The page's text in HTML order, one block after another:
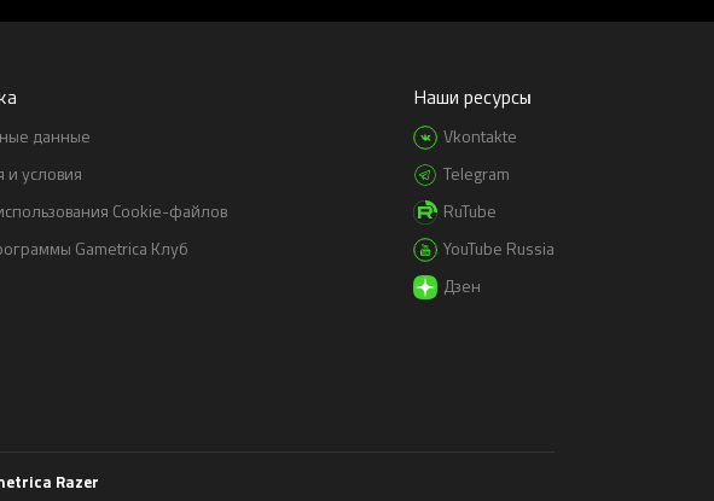
данные
условия
Cookie-файлов
Gametrica Клуб
Наши ресурсы
Vkontakte
Telegram
RuTube
YouTube Russia
Дзен
Razer